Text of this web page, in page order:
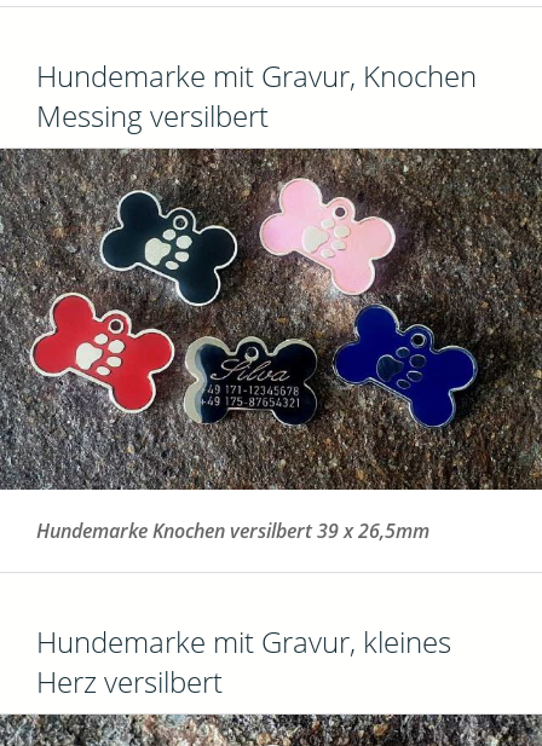
Hundemarke mit Gravur, Knochen
Messing versilbert
Hundemarke Knochen versilbert 39 x 26,5mm
Hundemarke mit Gravur, kleines
Herz versilbert